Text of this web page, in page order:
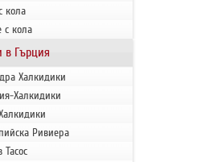
кола
с кола
в Гърция
Халкидики
Халкидики
Ривиера
Тасос